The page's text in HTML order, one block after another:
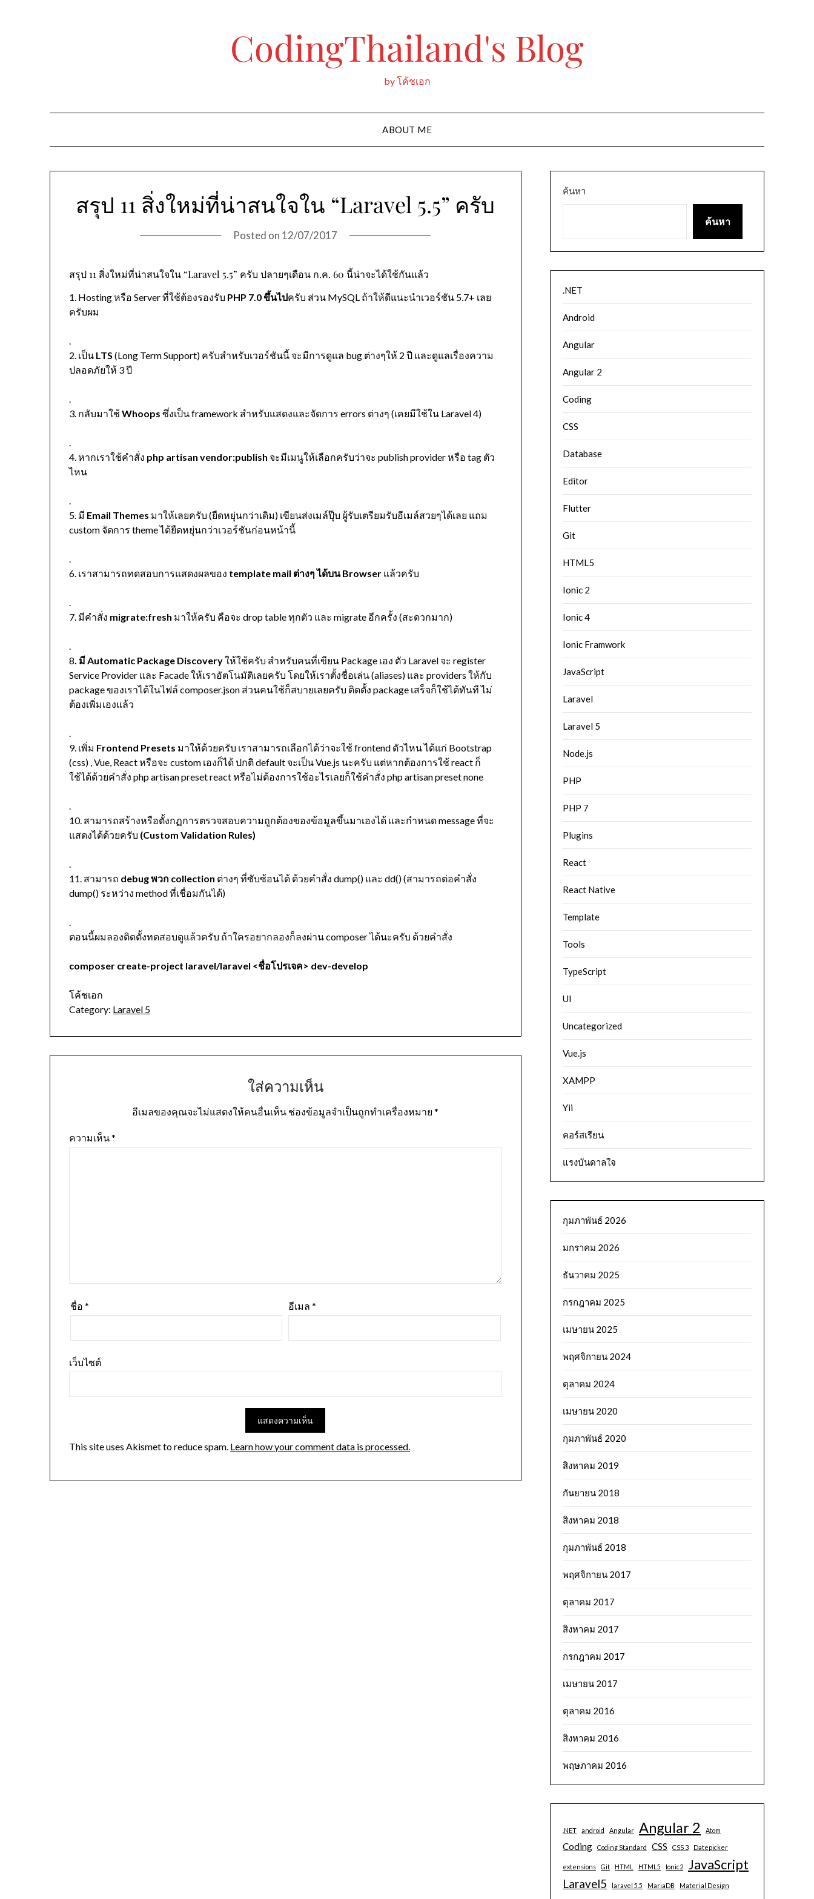
CodingThailand's Blog
by โค้ชเอก
ABOUT ME
สรุป 11 สิ่งใหม่ที่น่าสนใจใน “Laravel 5.5” ครับ
Posted on 12/07/2017
สรุป 11 สิ่งใหม่ที่น่าสนใจใน “Laravel 5.5” ครับ ปลายๆเดือน ก.ค. 60 นี้น่าจะได้ใช้กันแล้ว
1. Hosting หรือ Server ที่ใช้ต้องรองรับ PHP 7.0 ขึ้นไปครับ ส่วน MySQL ถ้าให้ดีแนะนำเวอร์ชัน 5.7+ เลย
ครับผม
.
2. เป็น LTS (Long Term Support) ครับสำหรับเวอร์ชันนี้ จะมีการดูแล bug ต่างๆให้ 2 ปี และดูแลเรื่องความ
ปลอดภัยให้ 3 ปี
.
3. กลับมาใช้Whoops ซึ่งเป็น framework สำหรับแสดงและจัดการ errors ต่างๆ (เคยมีใช้ใน Laravel 4)
.
4. หากเราใช้คำสั่ง php artisan vendor:publish จะมีเมนูให้เลือกครับว่าจะ publish provider หรือ tag ตัว
ไหน
.
5. มี Email Themes มาให้เลยครับ (ยืดหยุ่นกว่าเดิม) เขียนส่งเมล์ปุ๊บ ผู้รับเตรียมรับอีเมล์สวยๆได้เลย แถม
custom จัดการ theme ได้ยืดหยุ่นกว่าเวอร์ชันก่อนหน้านี้
.
6. เราสามารถทดสอบการแสดงผลของ template mail ต่างๆ ได้บน Browser แล้วครับ
.
7. มีคำสั่ง migrate:fresh มาให้ครับ คือจะ drop table ทุกตัว และ migrate อีกครั้ง (สะดวกมาก)
.
8. มี Automatic Package Discoveryให้ใช้ครับ สำหรับคนที่เขียน Package เอง ตัว Laravel จะ register
Service Provider และ Facade ให้เราอัตโนมัติเลยครับ โดยให้เราตั้งชื่อเล่น (aliases) และ providers ให้กับ
package ของเราได้ในไฟล์ composer.json ส่วนคนใช้ก็สบายเลยครับ ติดตั้ง package เสร็จก็ใช้ได้ทันที ไม่
ต้องเพิ่มเองแล้ว
.
9. เพิ่ม Frontend Presets มาให้ด้วยครับ เราสามารถเลือกได้ว่าจะใช้ frontend ตัวไหน ได้แก่ Bootstrap
(css) , Vue, React หรือจะ custom เองก็ได้ ปกติ default จะเป็น Vue.js นะครับ แต่หากต้องการใช้ react ก็
ใช้ได้ด้วยคำสั่ง php artisan preset react หรือไม่ต้องการใช้อะไรเลยก็ใช้คำสั่ง php artisan preset none
.
10. สามารถสร้างหรือตั้งกฏการตรวจสอบความถูกต้องของข้อมูลขึ้นมาเองได้ และกำหนด message ที่จะ
แสดงได้ด้วยครับ (Custom Validation Rules)
.
11. สามารถ debug พวก collection ต่างๆ ที่ซับซ้อนได้ ด้วยคำสั่ง dump() และ dd() (สามารถต่อคำสั่ง
dump() ระหว่าง method ที่เชื่อมกันได้)
.
ตอนนี้ผมลองติดตั้งทดสอบดูแล้วครับ ถ้าใครอยากลองก็ลงผ่าน composer ได้นะครับ ด้วยคำสั่ง
composer create-project laravel/laravel <ชื่อโปรเจค> dev-develop
โค้ชเอก
Category: Laravel 5
ใส่ความเห็น
อีเมลของคุณจะไม่แสดงให้คนอื่นเห็น ช่องข้อมูลจำเป็นถูกทำเครื่องหมาย*
ความเห็น*
ชื่อ* อีเมล*
เว็บไซต์
This site uses Akismet to reduce spam. Learn how your comment data is processed.
ค้นหา
ค้นหา
.NET
Android
Angular
Angular 2
Coding
CSS
Database
Editor
Flutter
Git
HTML5
Ionic 2
Ionic 4
Ionic Framwork
JavaScript
Laravel
Laravel 5
Node.js
PHP
PHP 7
Plugins
React
React Native
Template
Tools
TypeScript
UI
Uncategorized
Vue.js
XAMPP
Yii
คอร์สเรียน
แรงบันดาลใจ
กุมภาพันธ์ 2026
มกราคม 2026
ธันวาคม 2025
กรกฎาคม 2025
เมษายน 2025
พฤศจิกายน 2024
ตุลาคม 2024
เมษายน 2020
กุมภาพันธ์ 2020
สิงหาคม 2019
กันยายน 2018
สิงหาคม 2018
กุมภาพันธ์ 2018
พฤศจิกายน 2017
ตุลาคม 2017
สิงหาคม 2017
กรกฎาคม 2017
เมษายน 2017
ตุลาคม 2016
สิงหาคม 2016
พฤษภาคม 2016
.NET android Angular Angular 2 Atom
Coding Coding Standard CSS CSS 3 Datepicker
extensions Git HTML HTML5 Ionic2 JavaScript
Laravel5 laravel 5.5 MariaDB Material Design